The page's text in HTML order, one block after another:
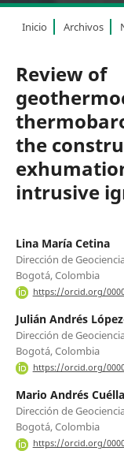
Inicio Archivos
Review of
the
intrusive
Lina María Cetina
Dirección de
Bogotá, Colombia
https://orcid.org/
Julián Andrés
Dirección de
Bogotá, Colombia
https://orcid.org/
Mario Andrés
Dirección de
Bogotá, Colombia
https://orcid.org/